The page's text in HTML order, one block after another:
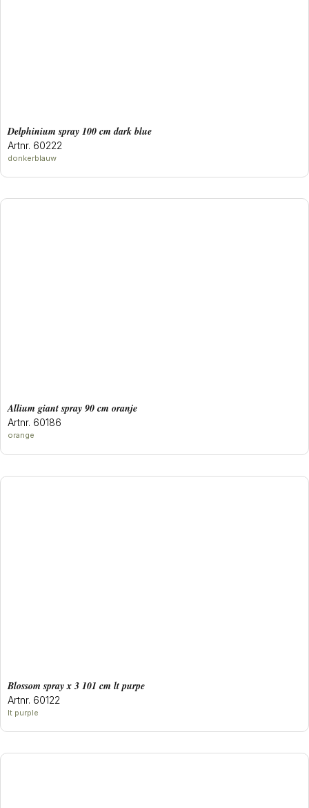
delphinium spray 100 cm dark blue
Artnr. 60222
donkerblauw
allium giant spray 90 cm oranje
Artnr. 60186
orange
blossom spray x 3 101 cm lt purpe
Artnr. 60122
lt purple